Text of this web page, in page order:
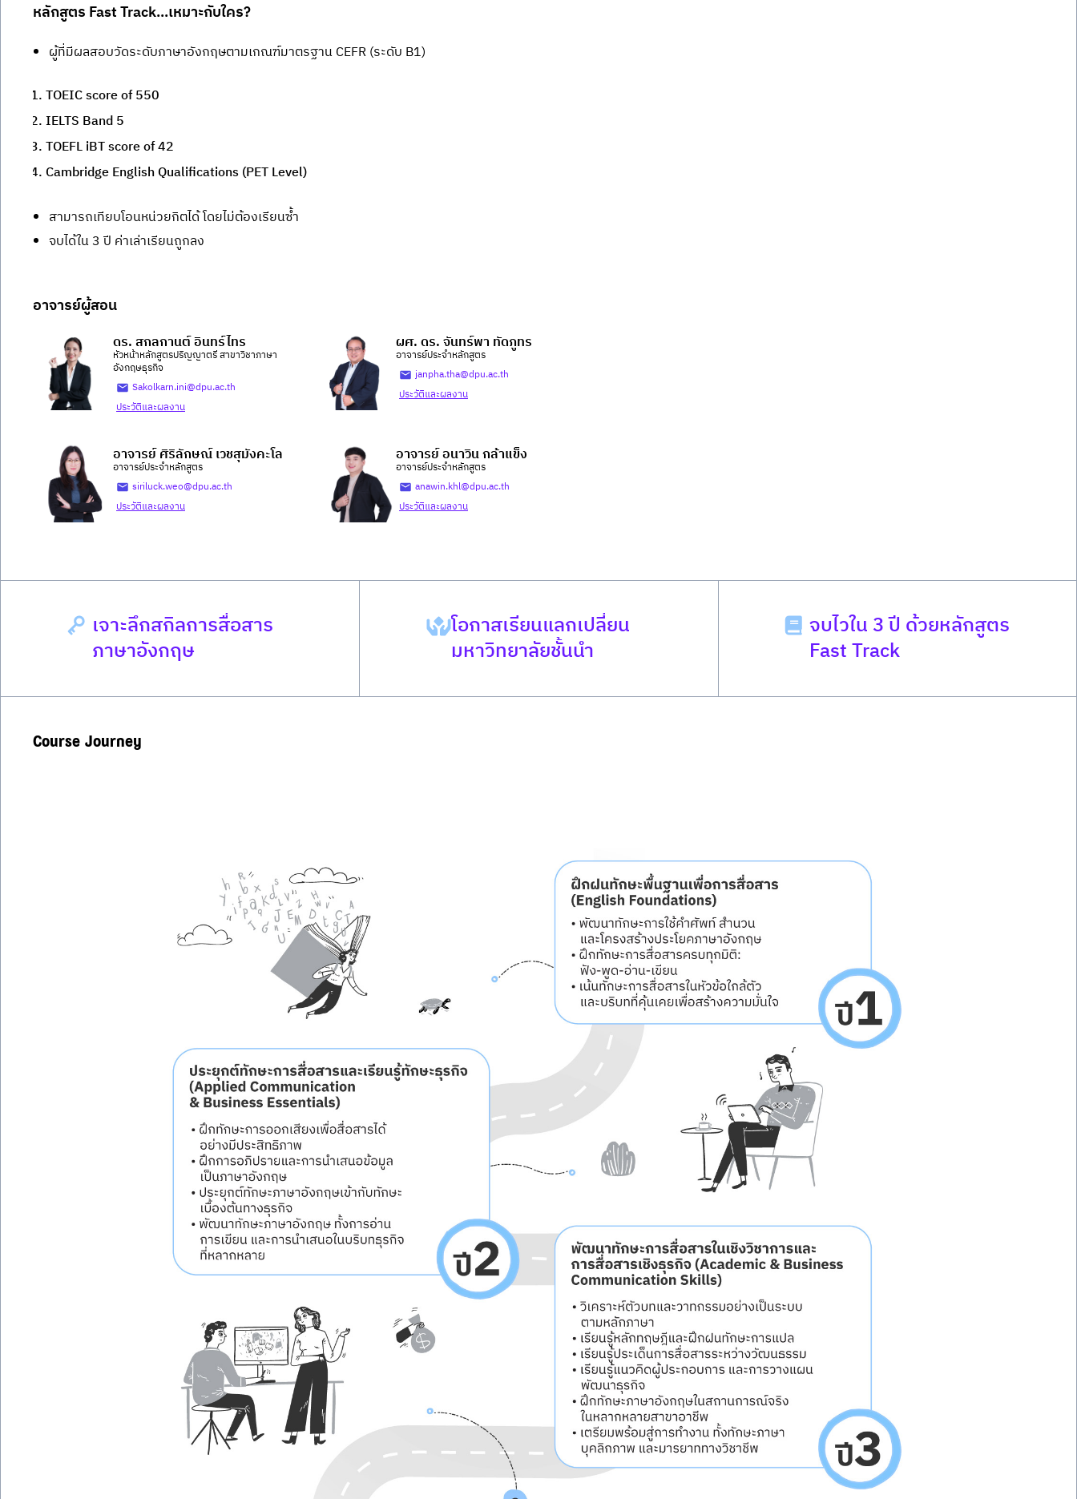
หลักสูตร Fast Track...เหมาะกับใคร?
ผู้ที่มีผลสอบวัดระดับภาษาอังกฤษตามเกณฑ์มาตรฐาน CEFR (ระดับ B1)
TOEIC score of 550
IELTS Band 5
TOEFL iBT score of 42
Cambridge English Qualifications (PET Level)
สามารถเทียบโอนหน่วยกิตได้ โดยไม่ต้องเรียนซ้ำ
จบได้ใน 3 ปี ค่าเล่าเรียนถูกลง
อาจารย์ผู้สอน
ดร. สกลกานต์ อินทร์ไทร
หัวหน้าหลักสูตรปริญญาตรี สาขาวิชาภาษา
อังกฤษธุรกิจ
Sakolkarn.ini@dpu.ac.th
ประวัติและผลงาน
ผศ. ดร. จันทร์พา ทัดภูทร
อาจารย์ประจำหลักสูตร
janpha.tha@dpu.ac.th
ประวัติและผลงาน
อาจารย์ ศิริลักษณ์ เวชสุมังคะโล
อาจารย์ประจำหลักสูตร
siriluck.weo@dpu.ac.th
ประวัติและผลงาน
อาจารย์ อนาวิน กล้าแข็ง
อาจารย์ประจำหลักสูตร
anawin.khl@dpu.ac.th
ประวัติและผลงาน
เจาะลึกสกิลการสื่อสาร
ภาษาอังกฤษ
โอกาสเรียนแลกเปลี่ยน
มหาวิทยาลัยชั้นนำ
จบไวใน 3 ปี ด้วยหลักสูตร
Fast Track
Course Journey